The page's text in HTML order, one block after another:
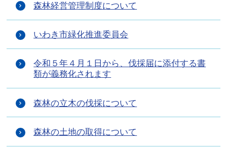
森林経営管理制度について
いわき市緑化推進委員会
令和５年４月１日から、伐採届に添付する書
類が義務化されます
森林の立木の伐採について
森林の土地の取得について